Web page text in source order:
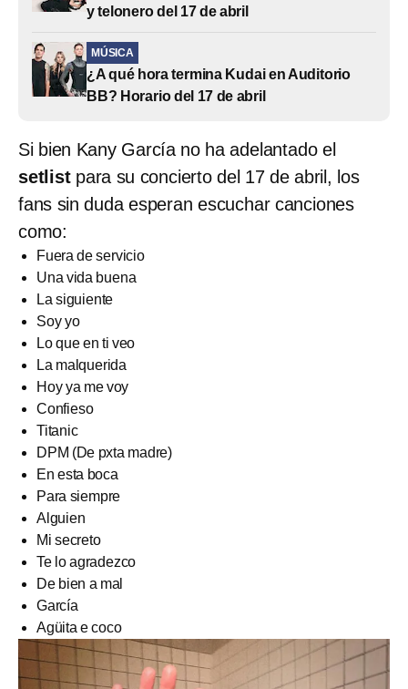
y telonero del 17 de abril
MÚSICA
¿A qué hora termina Kudai en Auditorio
BB? Horario del 17 de abril
Si bien Kany García no ha adelantado el
setlistpara su concierto del 17 de abril, los
fans sin duda esperan escuchar canciones
como:
Fuera de servicio
Una vida buena
La siguiente
Soy yo
Lo que en ti veo
La malquerida
Hoy ya me voy
Confieso
Titanic
DPM (De pxta madre)
En esta boca
Para siempre
Alguien
Mi secreto
Te lo agradezco
De bien a mal
García
Agüita e coco